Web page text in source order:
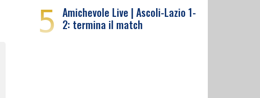
5 Amichevole Live | Ascoli-Lazio 1-
2: termina il match